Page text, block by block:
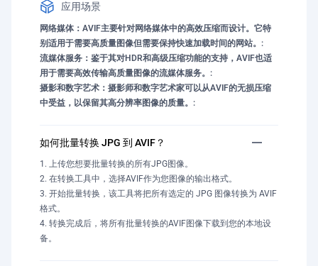
应用场景
网络媒体：AVIF主要针对网络媒体中的高效压缩而设计。它特
别适用于需要高质量图像但需要保持快速加载时间的网站。:
流媒体服务：鉴于其对HDR和高级压缩功能的支持，AVIF也适
用于需要高效传输高质量图像的流媒体服务。:
摄影和数字艺术：摄影师和数字艺术家可以从AVIF的无损压缩
中受益，以保留其高分辨率图像的质量。:
如何批量转换 JPG 到 AVIF？
上传您想要批量转换的所有JPG图像。
在转换工具中，选择AVIF作为您图像的输出格式。
开始批量转换，该工具将把所有选定的 JPG 图像转换为 AVIF
格式。
转换完成后，将所有批量转换的AVIF图像下载到您的本地设
备。